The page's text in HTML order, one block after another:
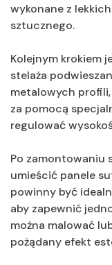
wykonane z
sztucznego.
Kolejnym krokiem
stelaża
metalowych
za pomocą
regulować
Po zamontowaniu
umieścić panele
powinny być
aby zapewnić
można malować
pożądany efekt